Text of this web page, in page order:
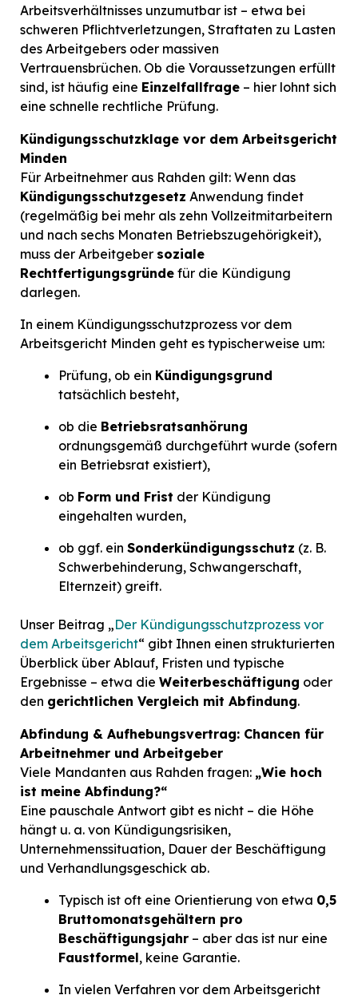
Arbeitsverhältnisses unzumutbar ist – etwa bei
schweren Pflichtverletzungen, Straftaten zu Lasten
des Arbeitgebers oder massiven
Vertrauensbrüchen. Ob die Voraussetzungen erfüllt
sind, ist häufig eine Einzelfallfrage – hier lohnt sich
eine schnelle rechtliche Prüfung.
Kündigungsschutzklage vor dem Arbeitsgericht
Minden
Für Arbeitnehmer aus Rahden gilt: Wenn das
Kündigungsschutzgesetz Anwendung findet
(regelmäßig bei mehr als zehn Vollzeitmitarbeitern
und nach sechs Monaten Betriebszugehörigkeit),
muss der Arbeitgeber soziale
Rechtfertigungsgründe für die Kündigung
darlegen.
In einem Kündigungsschutzprozess vor dem
Arbeitsgericht Minden geht es typischerweise um:
Prüfung, ob ein Kündigungsgrund
tatsächlich besteht,
ob die Betriebsratsanhörung
ordnungsgemäß durchgeführt wurde (sofern
ein Betriebsrat existiert),
ob Form und Frist der Kündigung
eingehalten wurden,
ob ggf. ein Sonderkündigungsschutz (z. B.
Schwerbehinderung, Schwangerschaft,
Elternzeit) greift.
Unser Beitrag „Der Kündigungsschutzprozess vor
dem Arbeitsgericht“ gibt Ihnen einen strukturierten
Überblick über Ablauf, Fristen und typische
Ergebnisse – etwa die Weiterbeschäftigung oder
den gerichtlichen Vergleich mit Abfindung.
Abfindung & Aufhebungsvertrag: Chancen für
Arbeitnehmer und Arbeitgeber
Viele Mandanten aus Rahden fragen: „Wie hoch
ist meine Abfindung?“
Eine pauschale Antwort gibt es nicht – die Höhe
hängt u. a. von Kündigungsrisiken,
Unternehmenssituation, Dauer der Beschäftigung
und Verhandlungsgeschick ab.
Typisch ist oft eine Orientierung von etwa 0,5
Bruttomonatsgehältern pro
Beschäftigungsjahr – aber das ist nur eine
Faustformel, keine Garantie.
In vielen Verfahren vor dem Arbeitsgericht